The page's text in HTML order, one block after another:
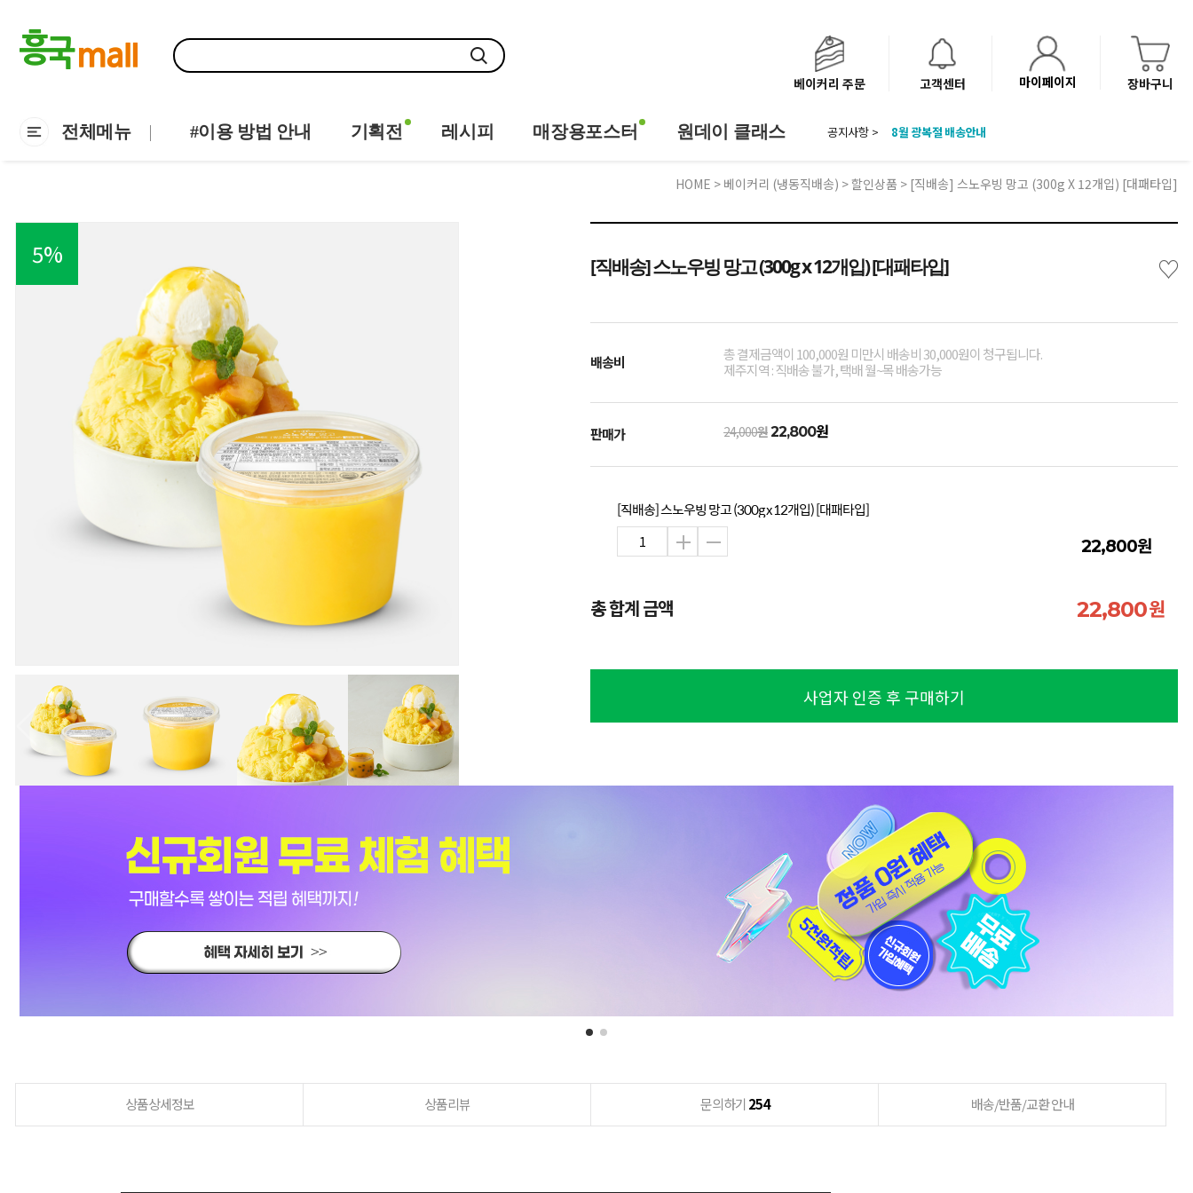
베이커리 주문 고객센터 마이페이지 장바구니
전체메뉴 #이용 방법 안내 기획전 레시피 매장용포스터 원데이 클래스 공지사항 >
'NEW 바이브믹스 or 바리스타시럽 1종' 체험단 발표
HOME > 베이커리 (냉동직배송) > 할인상품 > [직배송] 스노우빙 망고 (300g X 12개입) [대패타입]
5% [직배송] 스노우빙 망고 (300g x 12개입) [대패타입] ♡
배송비
총 결제금액이 100,000원 미만시 배송비 30,000원이 청구됩니다.
제주지역 : 직배송 불가, 택배 월~목 배송가능
판매가 24,000원22,800원
[직배송] 스노우빙 망고 (300g x 12개입) [대패타입]
22,800원
총 합계 금액 22,800원
사업자 인증 후 구매하기
상품상세정보 상품리뷰 문의하기 254 배송/반품/교환 안내